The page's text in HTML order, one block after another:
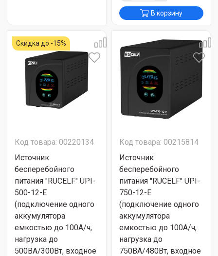
В корзину
Скидка до -15%
Код товара: 00220134
Источник
бесперебойного
питания "RUCELF" UPI-
500-12-E
(подключение одного
аккумулятора
емкостью до 100А/ч,
нагрузка до
500ВА/300Вт, входное
Код товара: 00215814
Источник
бесперебойного
питания "RUCELF" UPI-
750-12-E
(подключение одного
аккумулятора
емкостью до 100А/ч,
нагрузка до
750ВА/480Вт, входное